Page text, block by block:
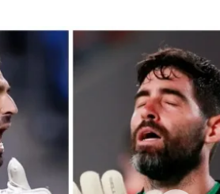
באר שבע
ליגה ברזילאית